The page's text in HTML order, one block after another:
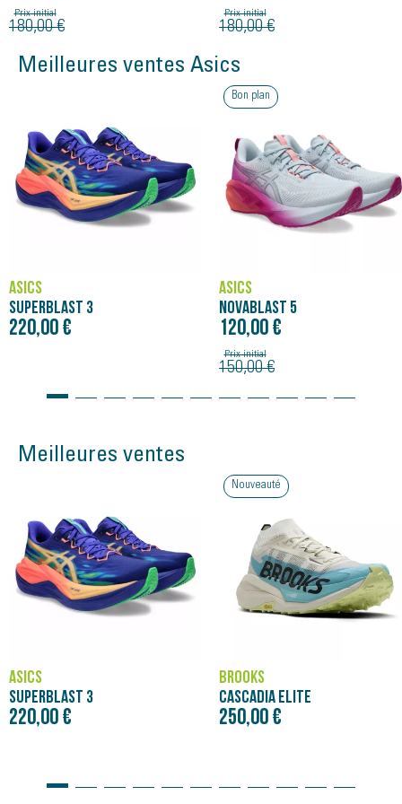
Prix initial
180,00 €
Prix initial
180,00 €
Meilleures ventes Asics
ASICS
SUPERBLAST 3
220,00 €
Bon plan
ASICS
NOVABLAST 5
120,00 €
Prix initial
150,00 €
Meilleures ventes
ASICS
SUPERBLAST 3
220,00 €
Nouveauté
BROOKS
CASCADIA ELITE
250,00 €